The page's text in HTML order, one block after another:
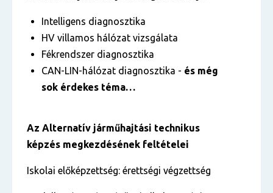
Intelligens diagnosztika
HV villamos hálózat vizsgálata
Fékrendszer diagnosztika
CAN-LIN-hálózat diagnosztika - és még
sok érdekes téma…
Az Alternatív járműhajtási technikus
képzés megkezdésének feltételei
Iskolai előképzettség: érettségi végzettség